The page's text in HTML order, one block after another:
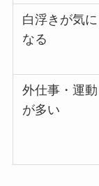
白浮きが気に
なる
外仕事・運動
が多い